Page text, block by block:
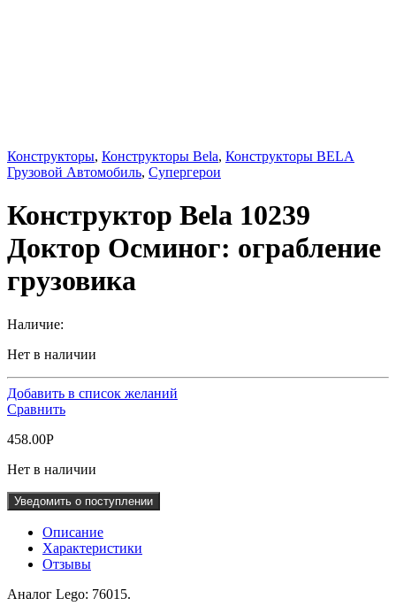
Конструкторы, Конструкторы Bela, Конструкторы BELA
Грузовой Автомобиль, Супергерои
Конструктор Bela 10239
Доктор Осминог: ограбление
грузовика
Наличие:
Нет в наличии
Добавить в список желаний
Сравнить
458.00Р
Нет в наличии
Уведомить о поступлении
Описание
Характеристики
Отзывы
Аналог Lego: 76015.